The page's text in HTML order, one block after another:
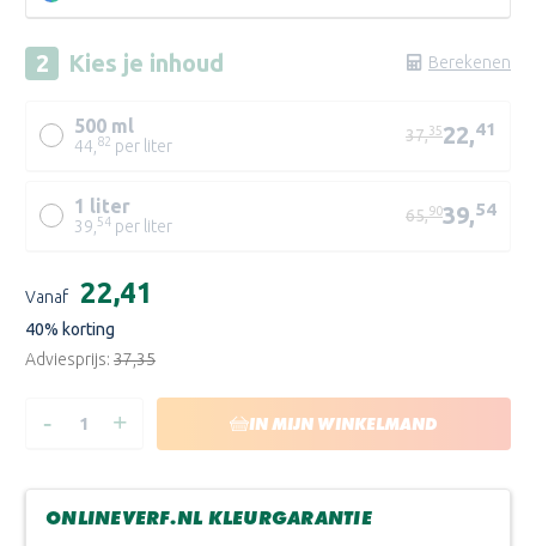
Kies je inhoud Berekenen
500 ml
44, 82 per liter
37,3522,41
1 liter
39, 54per liter
65,9039,54
TR
voorraad:
Vanaf €22,41
40% korting
Adviesprijs: €37,35
HOEVEELHEID
MATLAK
- HOEVEELHEID
MATLAK
+ IN MIJN WINKELMAND
ONLINEVERF.NL KLEURGARANTIE